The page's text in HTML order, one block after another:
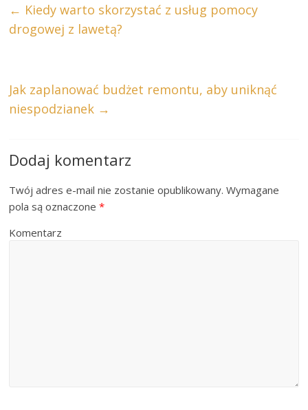
← Kiedy warto skorzystać z usług pomocy
drogowej z lawetą?
Jak zaplanować budżet remontu, aby uniknąć
niespodzianek →
Dodaj komentarz
Twój adres e-mail nie zostanie opublikowany. Wymagane
pola są oznaczone*
Komentarz